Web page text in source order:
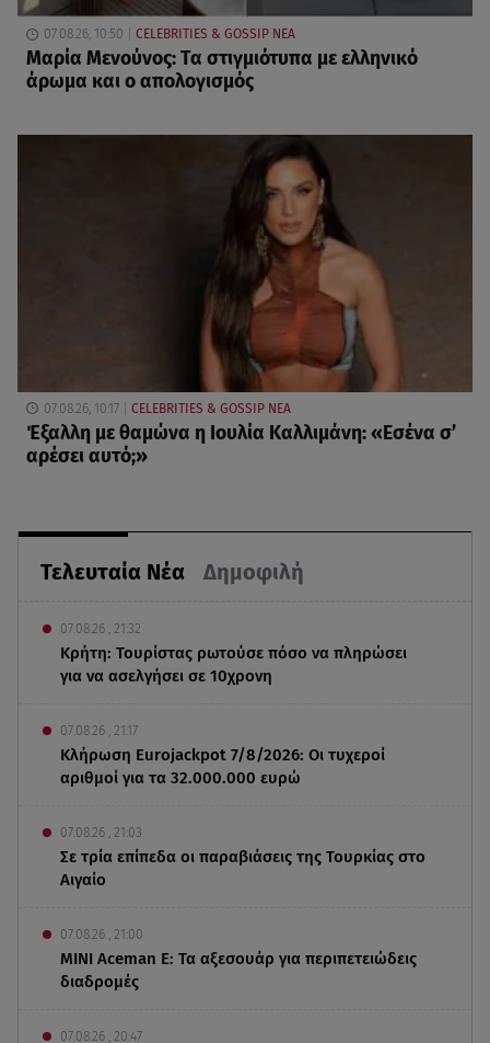
Τελευταία Νέα Δημοφιλή
07.08.26 , 21:32
Κρήτη: Τουρίστας ρωτούσε πόσο να πληρώσει
για να ασελγήσει σε 10χρονη
07.08.26 , 21:17
Κλήρωση Eurojackpot 7/8/2026: Οι τυχεροί
αριθμοί για τα 32.000.000 ευρώ
07.08.26 , 21:03
Σε τρία επίπεδα οι παραβιάσεις της Τουρκίας στο
Αιγαίο
07.08.26 , 21:00
MINI Aceman E: Τα αξεσουάρ για περιπετειώδεις
διαδρομές
07.08.26 , 20:47
07.08.26, 10:50 CELEBRITIES & GOSSIP ΝΕΑ
Μαρία Μενούνος: Τα στιγμιότυπα με ελληνικό
άρωμα και ο απολογισμός
07.08.26, 10:17 CELEBRITIES & GOSSIP ΝΕΑ
Έξαλλη με θαμώνα η Ιουλία Καλλιμάνη: «Εσένα σ’
αρέσει αυτό;»